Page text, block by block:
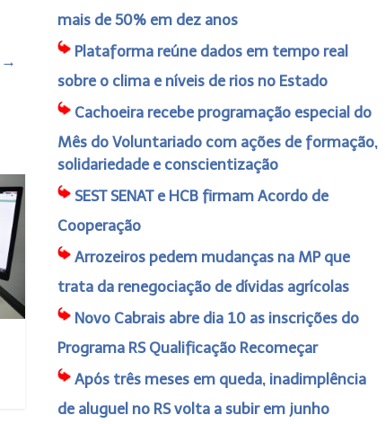
→
mais de 50% em dez anos
Plataforma reúne dados em tempo real
sobre o clima e níveis de rios no Estado
Cachoeira recebe programação especial do
Mês do Voluntariado com ações de formação,
solidariedade e conscientização
SEST SENAT e HCB firmam Acordo de
Cooperação
Arrozeiros pedem mudanças na MP que
trata da renegociação de dívidas agrícolas
Novo Cabrais abre dia 10 as inscrições do
Programa RS Qualificação Recomeçar
Após três meses em queda, inadimplência
de aluguel no RS volta a subir em junho